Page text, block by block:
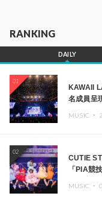
RANKING
DAILY
01
KAWAII
名成員呈
MUSIC ・
02
CUTIE
「PIA競
MUSIC ・